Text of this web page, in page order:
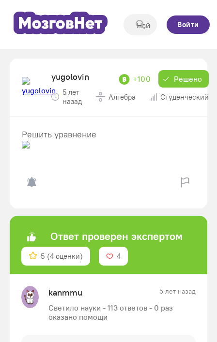
Войти
yugolovin +100 Решено
5 лет
назад
Алгебра Студенческий
Решить уравнение
Ответ проверен экспертом
5 (4 оценки) 4
kanmmu 5 лет назад
Светило науки - 113 ответов - 0 раз
оказано помощи